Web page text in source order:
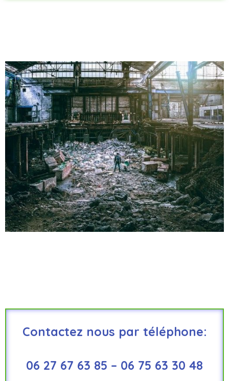
Contactez nous par téléphone:
06 27 67 63 85 – 06 75 63 30 48